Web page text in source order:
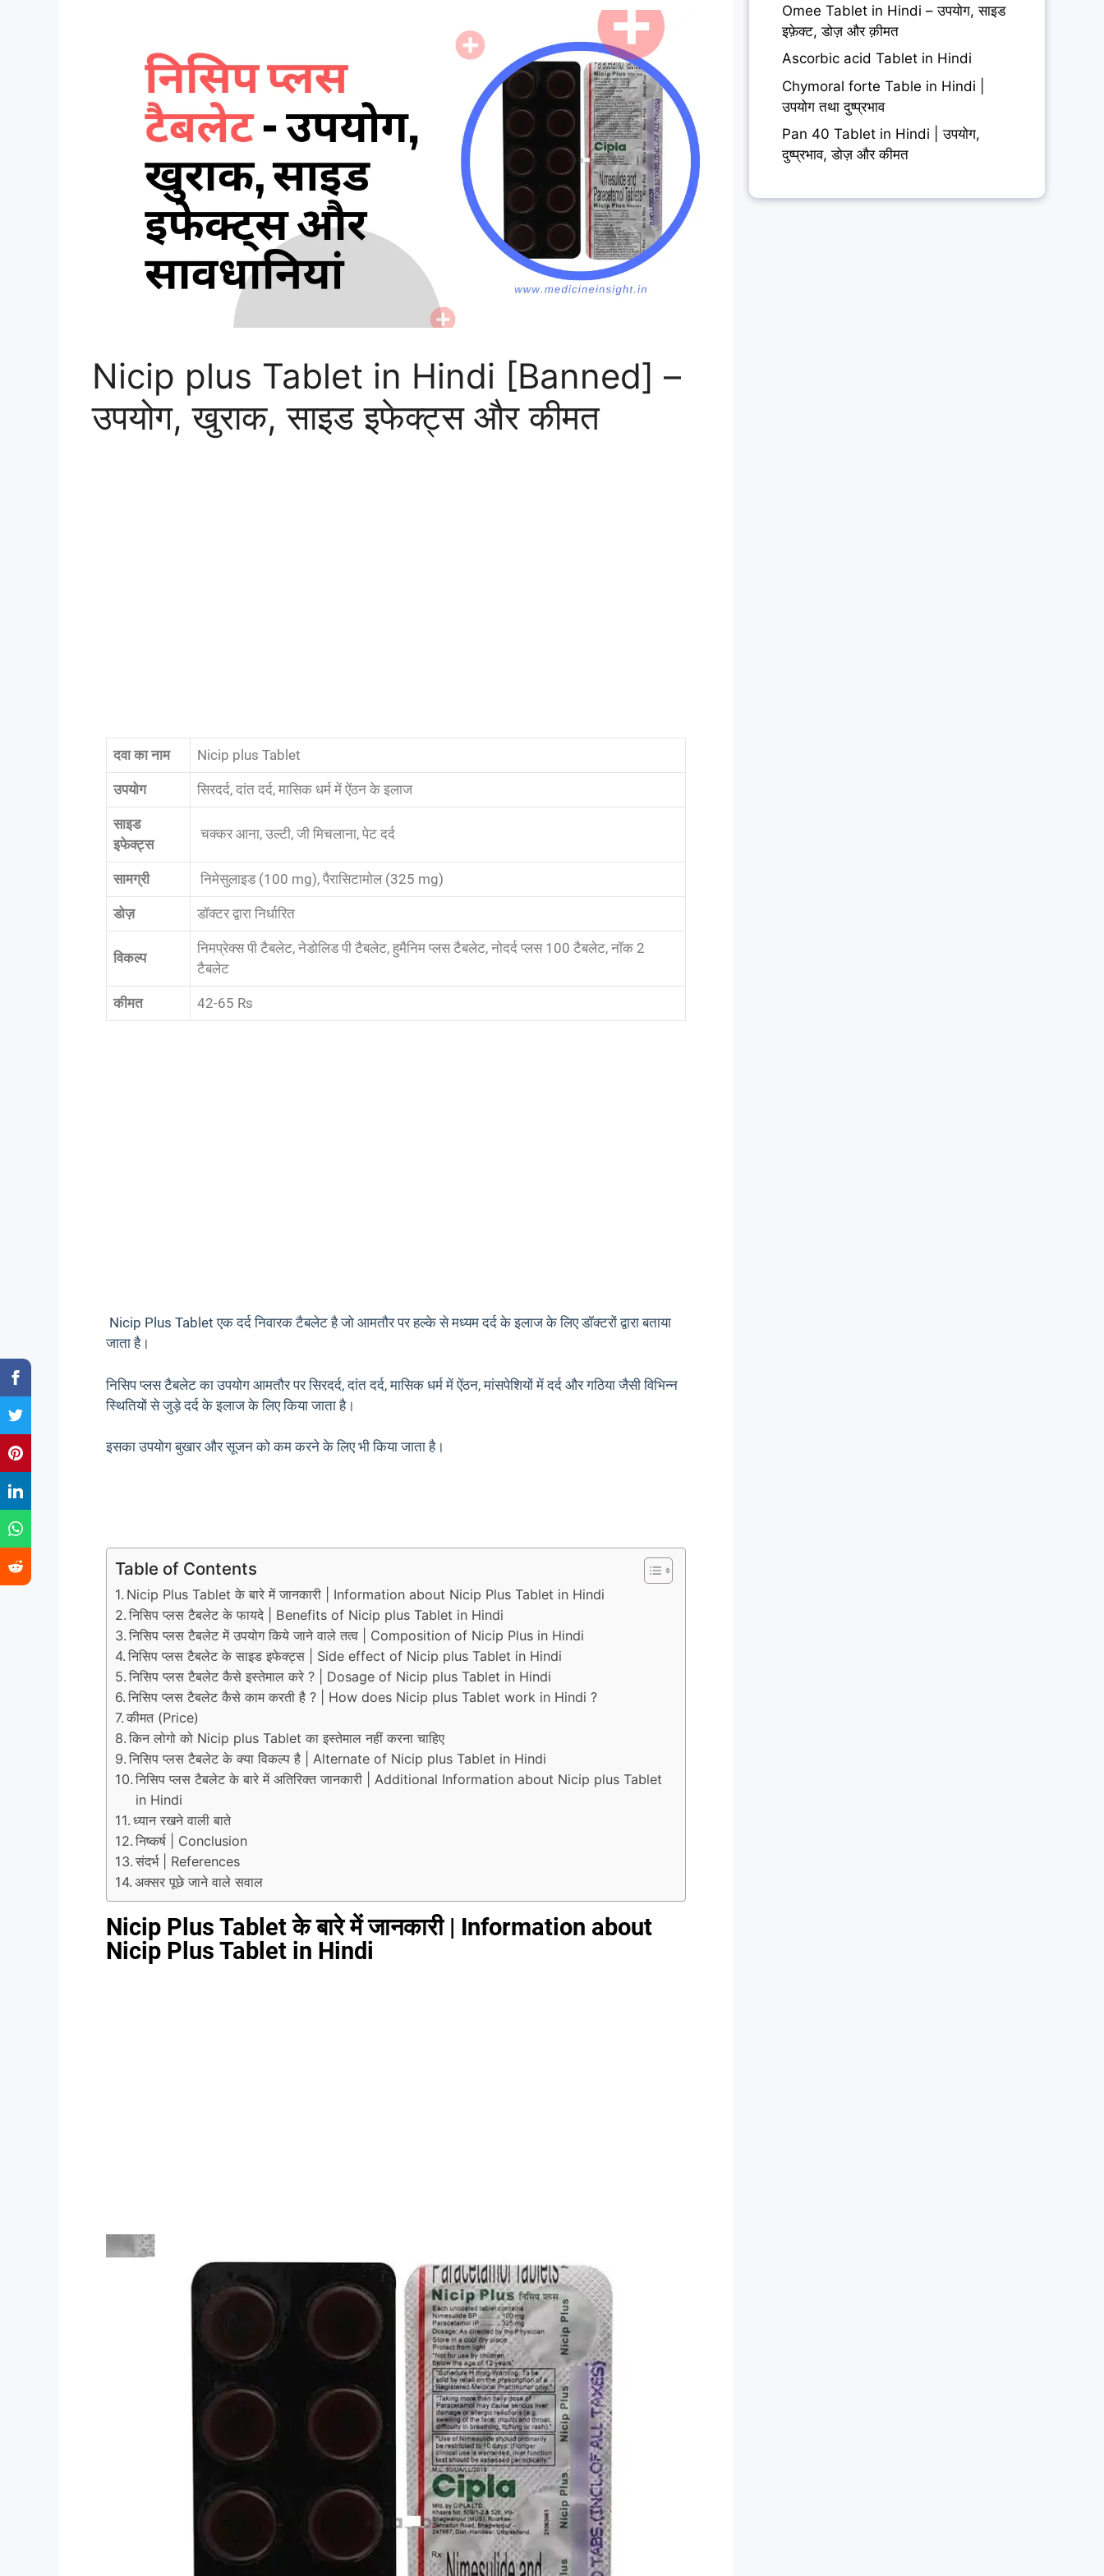
Nicip plus Tablet in Hindi [Banned] –
उपयोग, खुराक, साइड इफेक्ट्स और कीमत
दवा का नाम Nicip plus Tablet
उपयोग सिरदर्द, दांत दर्द, मासिक धर्म में ऐंठन के इलाज
साइड
इफेक्ट्स
चक्कर आना, उल्टी, जी मिचलाना, पेट दर्द
सामग्री निमेसुलाइड (100 mg), पैरासिटामोल (325 mg)
डोज़ डॉक्टर द्वारा निर्धारित
विकल्प
निमप्रेक्स पी टैबलेट, नेडोलिड पी टैबलेट, हुमैनिम प्लस टैबलेट, नोदर्द प्लस 100 टैबलेट, नॉक 2
टैबलेट
कीमत 42-65 Rs
Nicip Plus Tablet एक दर्द निवारक टैबलेट है जो आमतौर पर हल्के से मध्यम दर्द के इलाज के लिए डॉक्टरों द्वारा बताया
जाता है।
निसिप प्लस टैबलेट का उपयोग आमतौर पर सिरदर्द, दांत दर्द, मासिक धर्म में ऐंठन, मांसपेशियों में दर्द और गठिया जैसी विभिन्न
स्थितियों से जुड़े दर्द के इलाज के लिए किया जाता है।
इसका उपयोग बुखार और सूजन को कम करने के लिए भी किया जाता है।
Table of Contents
Nicip Plus Tablet के बारे में जानकारी | Information about Nicip Plus Tablet in Hindi
निसिप प्लस टैबलेट के फायदे | Benefits of Nicip plus Tablet in Hindi
निसिप प्लस टैबलेट में उपयोग किये जाने वाले तत्व | Composition of Nicip Plus in Hindi
निसिप प्लस टैबलेट के साइड इफेक्ट्स | Side effect of Nicip plus Tablet in Hindi
निसिप प्लस टैबलेट कैसे इस्तेमाल करे ? | Dosage of Nicip plus Tablet in Hindi
निसिप प्लस टैबलेट कैसे काम करती है ? | How does Nicip plus Tablet work in Hindi ?
कीमत (Price)
किन लोगो को Nicip plus Tablet का इस्तेमाल नहीं करना चाहिए
निसिप प्लस टैबलेट के क्या विकल्प है | Alternate of Nicip plus Tablet in Hindi
निसिप प्लस टैबलेट के बारे में अतिरिक्त जानकारी | Additional Information about Nicip plus Tablet
in Hindi
ध्यान रखने वाली बाते
निष्कर्ष | Conclusion
संदर्भ | References
अक्सर पूछे जाने वाले सवाल
Nicip Plus Tablet के बारे में जानकारी | Information about
Nicip Plus Tablet in Hindi
Omee Tablet in Hindi – उपयोग, साइड
इफ़ेक्ट, डोज़ और क़ीमत
Ascorbic acid Tablet in Hindi
Chymoral forte Table in Hindi |
उपयोग तथा दुष्प्रभाव
Pan 40 Tablet in Hindi | उपयोग,
दुष्प्रभाव, डोज़ और कीमत